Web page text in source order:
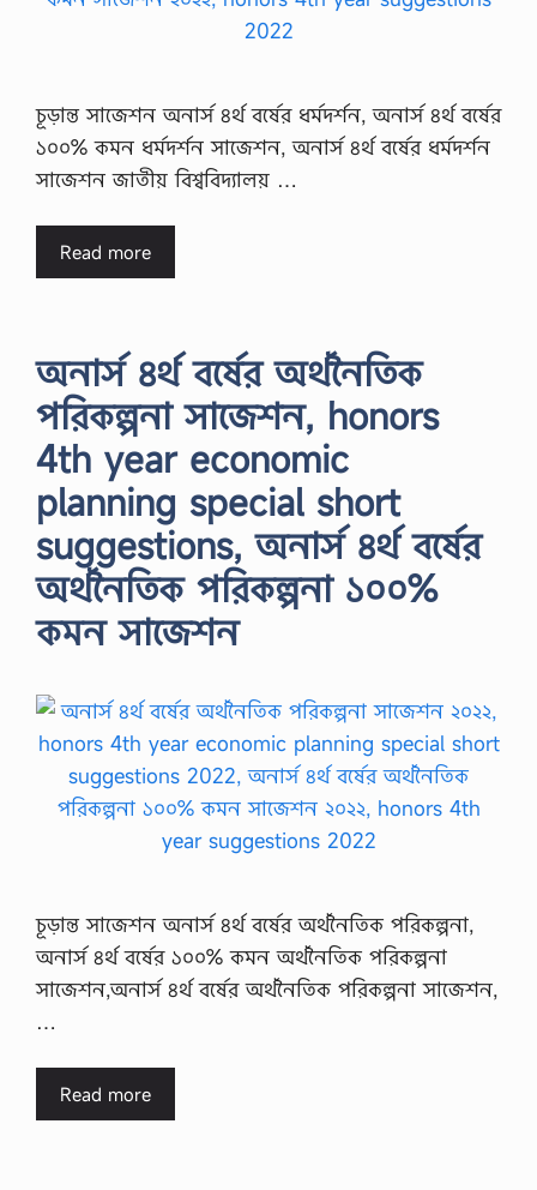
চূড়ান্ত সাজেশন অনার্স ৪র্থ বর্ষের ধর্মদর্শন, অনার্স ৪র্থ বর্ষের
১০০% কমন ধর্মদর্শন সাজেশন, অনার্স ৪র্থ বর্ষের ধর্মদর্শন
সাজেশন জাতীয় বিশ্ববিদ্যালয় …
Read more
অনার্স ৪র্থ বর্ষের অর্থনৈতিক
পরিকল্পনা সাজেশন, honors
4th year economic
planning special short
suggestions, অনার্স ৪র্থ বর্ষের
অর্থনৈতিক পরিকল্পনা ১০০%
কমন সাজেশন
চূড়ান্ত সাজেশন অনার্স ৪র্থ বর্ষের অর্থনৈতিক পরিকল্পনা,
অনার্স ৪র্থ বর্ষের ১০০% কমন অর্থনৈতিক পরিকল্পনা
সাজেশন,অনার্স ৪র্থ বর্ষের অর্থনৈতিক পরিকল্পনা সাজেশন,
…
Read more